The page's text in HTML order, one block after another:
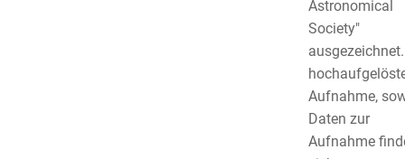
Astronomical
Society"
Aufnahme,
Daten zur
Aufnahme